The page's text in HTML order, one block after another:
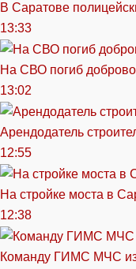
В Саратове
13:33
На СВО погиб
13:02
Арендодатель
12:55
На стройке моста в
12:38
Команду ГИМС МЧС из